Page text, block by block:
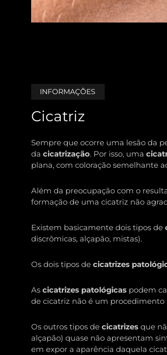
INFORMAÇÕES
Cicatriz
Sempre que ocorre uma lesão da
da cicatrização. Por isso, uma
plana, com coloração semelhante
Além da preocupação com o
formação de uma cicatriz não
Existem basicamente dois tipos de
discrômicas, alçapão, mistas).
Os dois tipos de cicatrizes
As cicatrizes patológicaspodem
de cicatriz não é um procedimento
Os outros tipos de cicatrizesque
alçapão) quase não apresentam
em expor a aparência daquela